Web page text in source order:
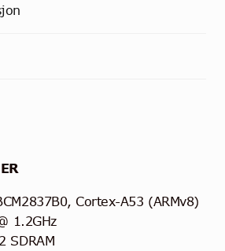
Cortex-A53 (ARMv8)
1.2GHz
SDRAM